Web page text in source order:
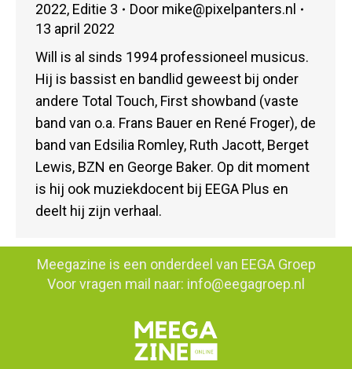
2022, Editie 3 Door mike@pixelpanters.nl
13 april 2022
Will is al sinds 1994 professioneel musicus.
Hij is bassist en bandlid geweest bij onder
andere Total Touch, First showband (vaste
band van o.a. Frans Bauer en René Froger), de
band van Edsilia Romley, Ruth Jacott, Berget
Lewis, BZN en George Baker. Op dit moment
is hij ook muziekdocent bij EEGA Plus en
deelt hij zijn verhaal.
Meegazine is een onderdeel van EEGA Groep
Voor vragen mail naar: info@eegagroep.nl